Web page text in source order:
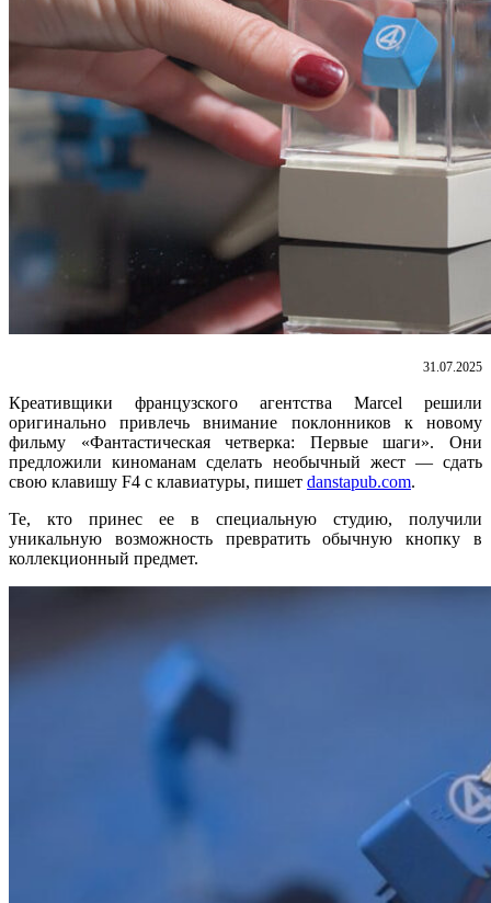
31.07.2025
Креативщики французского агентства Marcel решили
оригинально привлечь внимание поклонников к новому
фильму «Фантастическая четверка: Первые шаги». Они
предложили киноманам сделать необычный жест — сдать
свою клавишу F4 с клавиатуры, пишет danstapub.com.
Те, кто принес ее в специальную студию, получили
уникальную возможность превратить обычную кнопку в
коллекционный предмет.